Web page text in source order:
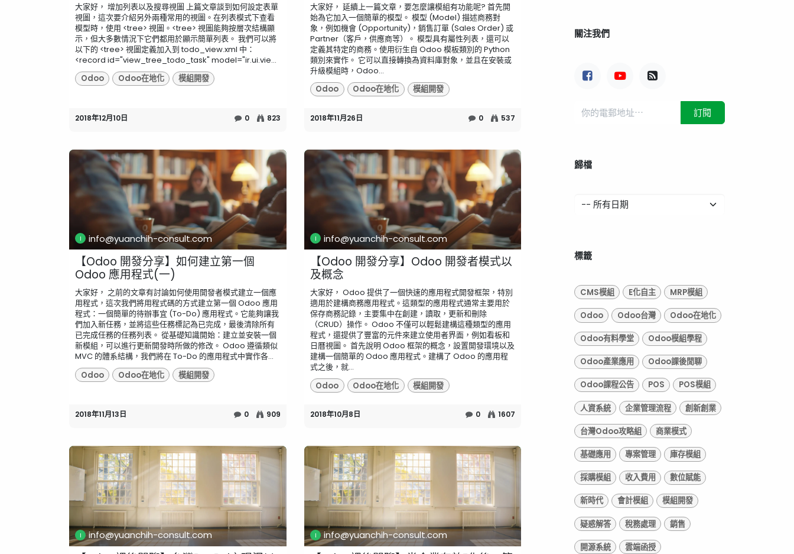
大家好， 增加列表以及搜尋視圖 上篇文章談到如何設定表單
視圖，這次要介紹另外兩種常用的視圖。在列表模式下查看
模型時，使用 <tree> 視圖。<tree> 視圖能夠按層次結構顯
示，但大多數情況下它們都用於顯示簡單列表。 我們可以將
以下的 <tree> 視圖定義加入到 todo_view.xml 中：
<record id="view_tree_todo_task" model="ir.ui.vie...
Odoo
Odoo在地化 模組開發
2018年12月10日 0 823
大家好， 延續上一篇文章，要怎麼讓模組有功能呢? 首先開
始為它加入一個簡單的模型。 模型 (Model) 描述商務對
象，例如機會 (Opportunity)，銷售訂單 (Sales Order) 或
Partner（客戶，供應商等）。 模型具有屬性列表，還可以
定義其特定的商務。使用衍生自 Odoo 模板類別的 Python
類別來實作。 它可以直接轉換為資料庫對象，並且在安裝或
升級模組時，Odoo...
Odoo
Odoo在地化 模組開發
2018年11月26日 0 537
info@yuanchih-consult.com
【Odoo 開發分享】如何建立第一個
Odoo 應用程式(一)
大家好， 之前的文章有討論如何使用開發者模式建立一個應
用程式，這次我們將用程式碼的方式建立第一個 Odoo 應用
程式：一個簡單的待辦事宜 (To-Do) 應用程式。它能夠讓我
們加入新任務，並將這些任務標記為已完成，最後清除所有
已完成任務的任務列表。 從基礎知識開始：建立並安裝一個
新模組，可以進行更新開發時所做的修改。 Odoo 遵循類似
MVC 的體系結構，我們將在 To-Do 的應用程式中實作各...
Odoo
Odoo在地化 模組開發
2018年11月13日 0 909
info@yuanchih-consult.com
【Odoo 開發分享】Odoo 開發者模式以
及概念
大家好， Odoo 提供了一個快速的應用程式開發框架，特別
適用於建構商務應用程式。這類型的應用程式通常主要用於
保存商務記錄，主要集中在創建，讀取，更新和刪除
（CRUD）操作。 Odoo 不僅可以輕鬆建構這種類型的應用
程式，還提供了豐富的元件來建立使用者界面，例如看板和
日曆視圖。 首先說明 Odoo 框架的概念，設置開發環境以及
建構一個簡單的 Odoo 應用程式。建構了 Odoo 的應用程
式之後，就...
Odoo
Odoo在地化 模組開發
2018年10月8日 0 1607
info@yuanchih-consult.com info@yuanchih-consult.com
關注我們
訂閱
歸檔
標籤
CMS模組 E化自主 MRP模組
Odoo Odoo台灣 Odoo在地化
Odoo有料學堂 Odoo模組學程
Odoo產業應用 Odoo課後閒聊
Odoo課程公告 POS POS模組
人資系統 企業管理流程 創新創業
台灣Odoo攻略組 商業模式
基礎應用 專案管理 庫存模組
採購模組 收入費用 數位賦能
新時代 會計模組 模組開發
疑惑解答 稅務處理 銷售
開源系統 雲端函授